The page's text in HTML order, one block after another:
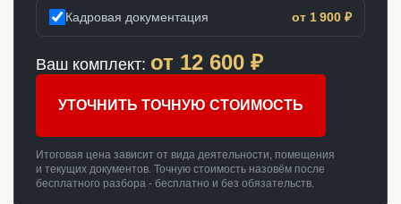
Кадровая документация от 1 900 ₽
Ваш комплект: от 12 600 ₽
УТОЧНИТЬ ТОЧНУЮ СТОИМОСТЬ
Итоговая цена зависит от вида деятельности, помещения
и текущих документов. Точную стоимость назовём после
бесплатного разбора - бесплатно и без обязательств.